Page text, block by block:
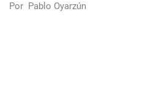
Por Pablo Oyarzún